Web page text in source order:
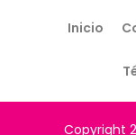
Inicio
Copyright